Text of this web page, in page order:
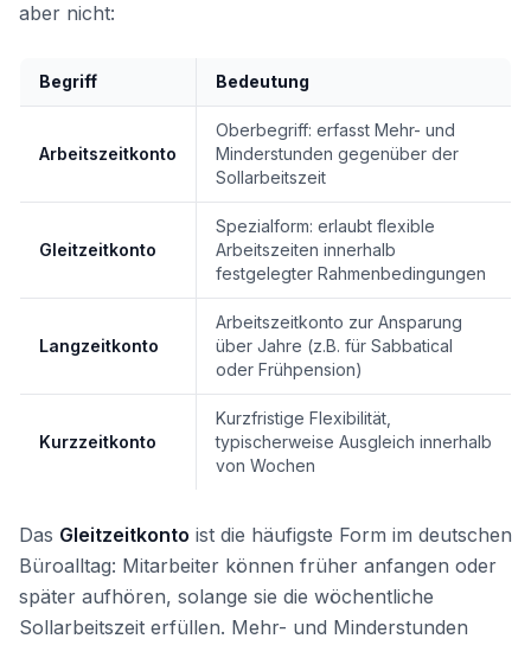
aber nicht:
Begriff Bedeutung
Arbeitszeitkonto
Oberbegriff: erfasst Mehr- und
Minderstunden gegenüber der
Sollarbeitszeit
Gleitzeitkonto
Spezialform: erlaubt flexible
Arbeitszeiten innerhalb
festgelegter Rahmenbedingungen
Langzeitkonto
Arbeitszeitkonto zur Ansparung
über Jahre (z.B. für Sabbatical
oder Frühpension)
Kurzzeitkonto
Kurzfristige Flexibilität,
typischerweise Ausgleich innerhalb
von Wochen
Das Gleitzeitkonto ist die häufigste Form im deutschen
Büroalltag: Mitarbeiter können früher anfangen oder
später aufhören, solange sie die wöchentliche
Sollarbeitszeit erfüllen. Mehr- und Minderstunden